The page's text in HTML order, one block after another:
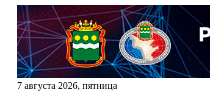
7 августа 2026, пятница